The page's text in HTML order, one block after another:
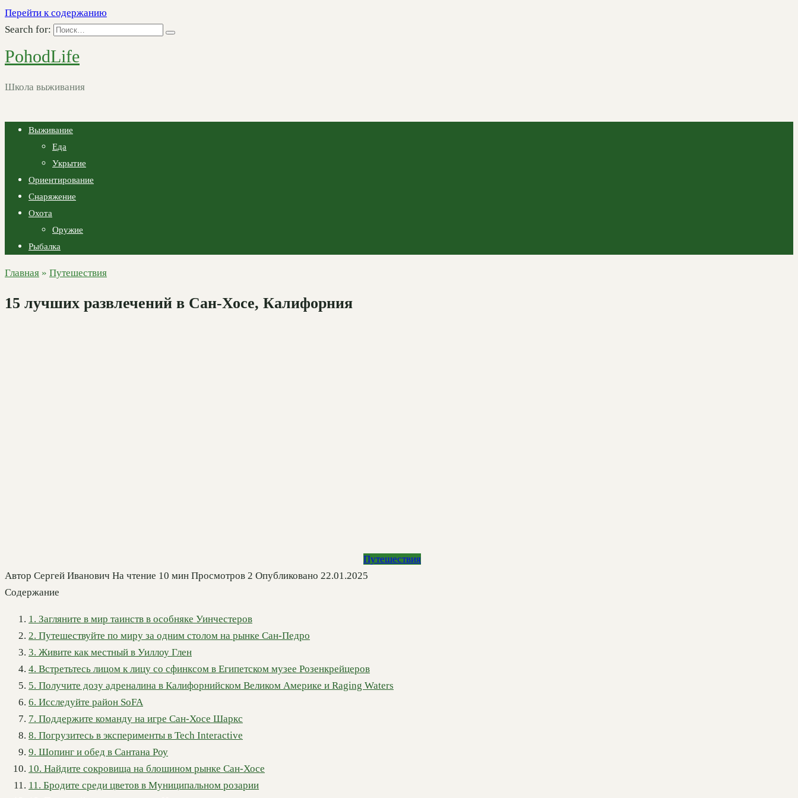
Перейти к содержанию
Search for:
PohodLife
Школа выживания
Выживание
Еда
Укрытие
Ориентирование
Снаряжение
Охота
Оружие
Рыбалка
Главная » Путешествия
15 лучших развлечений в Сан-Хосе, Калифорния
Путешествия
Автор Сергей Иванович На чтение 10 мин Просмотров 2 Опубликовано 22.01.2025
Содержание
1. Загляните в мир таинств в особняке Уинчестеров
2. Путешествуйте по миру за одним столом на рынке Сан-Педро
3. Живите как местный в Уиллоу Глен
4. Встретьтесь лицом к лицу со сфинксом в Египетском музее Розенкрейцеров
5. Получите дозу адреналина в Калифорнийском Великом Америке и Raging Waters
6. Исследуйте район SoFA
7. Поддержите команду на игре Сан-Хосе Шаркс
8. Погрузитесь в эксперименты в Tech Interactive
9. Шопинг и обед в Сантана Роу
10. Найдите сокровища на блошином рынке Сан-Хосе
11. Бродите среди цветов в Муниципальном розарии